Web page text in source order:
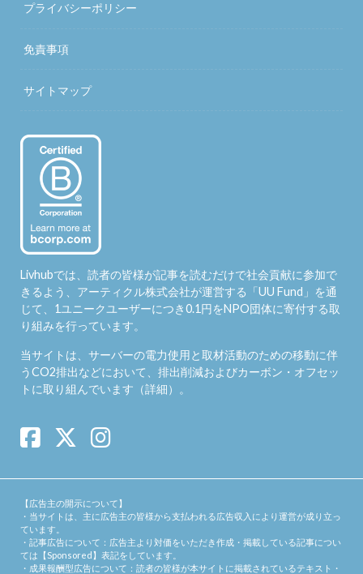
プライバシーポリシー
免責事項
サイトマップ
Livhubでは、読者の皆様が記事を読むだけで社会貢献に参加で
きるよう、アーティクル株式会社が運営する「UU Fund 」を通
じて、1ユニークユーザーにつき0.1円をNPO団体に寄付する取
り組みを行っています。
当サイトは、サーバーの電力使用と取材活動のための移動に伴
うCO2排出などにおいて、排出削減およびカーボン・オフセッ
トに取り組んでいます（詳細）。
【広告主の開示について】
・当サイトは、主に広告主の皆様から支払われる広告収入により運営が成り立っ
ています。
・記事広告について：広告主より対価をいただき作成・掲載している記事につい
ては【Sponsored】表記をしています。
・成果報酬型広告について：読者の皆様が本サイトに掲載されているテキスト・